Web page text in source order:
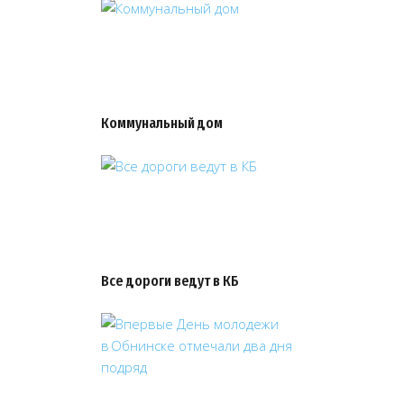
Коммунальный дом
Все дороги ведут в КБ